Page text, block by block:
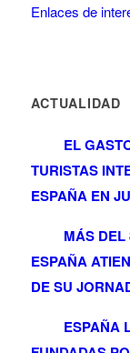
Enlaces de
ACTUALIDAD
EL
TURISTAS
ESPAÑA EN
MÁS DEL
ESPAÑA
DE SU
ESPAÑA